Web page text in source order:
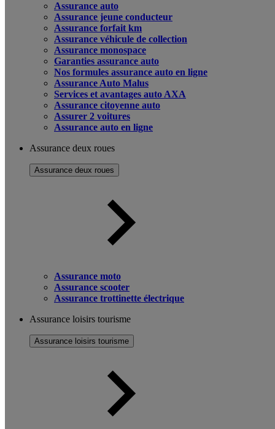
Assurance auto
Assurance jeune conducteur
Assurance forfait km
Assurance véhicule de collection
Assurance monospace
Garanties assurance auto
Nos formules assurance auto en ligne
Assurance Auto Malus
Services et avantages auto AXA
Assurance citoyenne auto
Assurer 2 voitures
Assurance auto en ligne
Assurance deux roues
Assurance deux roues
Assurance moto
Assurance scooter
Assurance trottinette électrique
Assurance loisirs tourisme
Assurance loisirs tourisme